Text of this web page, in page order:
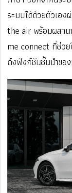
ระบบได้ด้วยตัวเอ
the air พร้อมผสาน
me connect ที่ช่วย
ถึงฟังก์ชันชั้นนำของ